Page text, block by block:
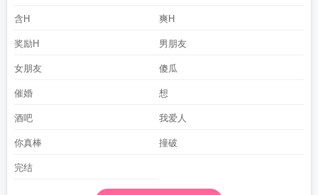
含H 爽H
奖励H 男朋友
女朋友 傻瓜
催婚 想
酒吧 我爱人
你真棒 撞破
完结